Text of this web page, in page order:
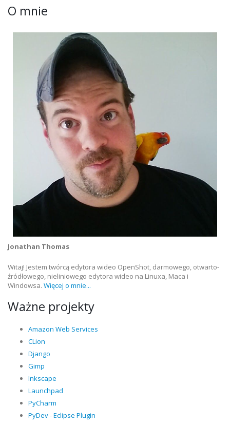
O mnie
Jonathan Thomas
Witaj! Jestem twórcą edytora wideo OpenShot, darmowego, otwarto-
źródłowego, nieliniowego edytora wideo na Linuxa, Maca i
Windowsa. Więcej o mnie...
Ważne projekty
Amazon Web Services
CLion
Django
Gimp
Inkscape
Launchpad
PyCharm
PyDev - Eclipse Plugin